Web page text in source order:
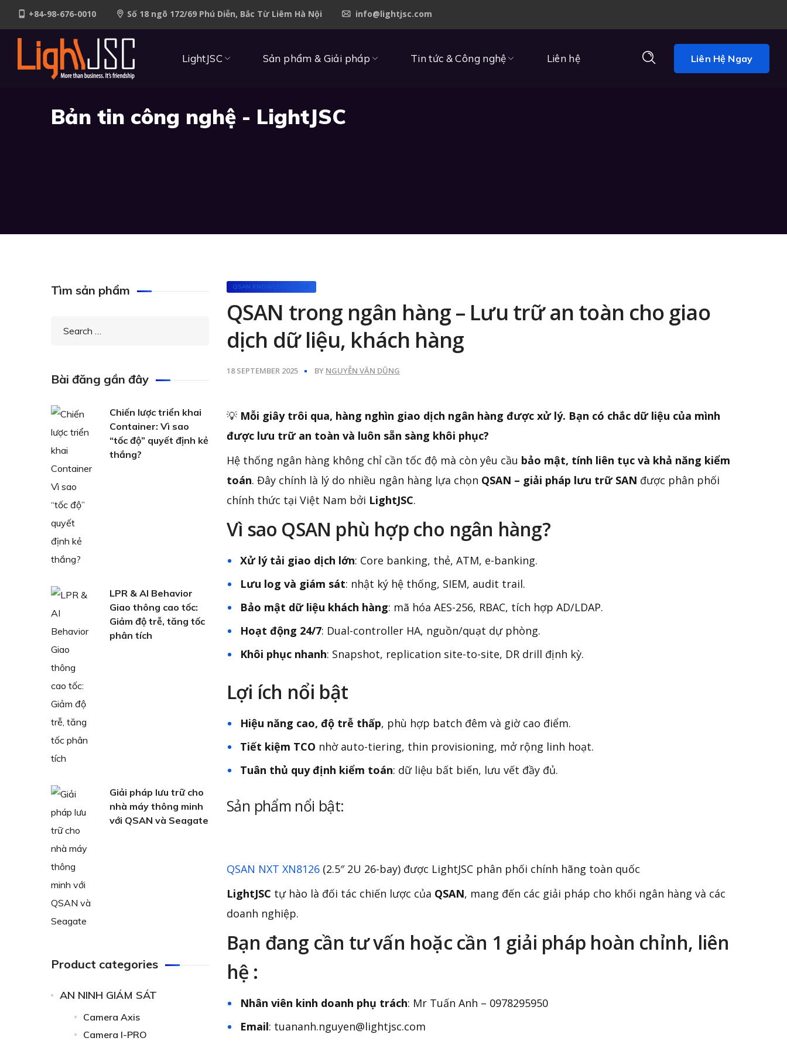
+84-98-676-0010 Số 18 ngõ 172/69 Phú Diễn, Bắc Từ Liêm Hà Nội info@lightjsc.com
LightJSC Sản phẩm & Giải pháp Tin tức & Công nghệ Liên hệ Liên Hệ Ngay
Bản tin công nghệ - LightJSC
QSAN KNOWLEDGE BASE
QSAN trong ngân hàng – Lưu trữ an toàn cho giao
dịch dữ liệu, khách hàng
18 SEPTEMBER 2025 BY NGUYỄN VĂN DŨNG
💡 Mỗi giây trôi qua, hàng nghìn giao dịch ngân hàng được xử lý. Bạn có chắc dữ liệu của mình
được lưu trữ an toàn và luôn sẵn sàng khôi phục?
Hệ thống ngân hàng không chỉ cần tốc độ mà còn yêu cầu bảo mật, tính liên tục và khả năng kiểm
toán. Đây chính là lý do nhiều ngân hàng lựa chọn QSAN – giải pháp lưu trữ SAN được phân phối
chính thức tại Việt Nam bởi LightJSC.
Vì sao QSAN phù hợp cho ngân hàng?
Xử lý tải giao dịch lớn: Core banking, thẻ, ATM, e-banking.
Lưu log và giám sát: nhật ký hệ thống, SIEM, audit trail.
Bảo mật dữ liệu khách hàng: mã hóa AES-256, RBAC, tích hợp AD/LDAP.
Hoạt động 24/7: Dual-controller HA, nguồn/quạt dự phòng.
Khôi phục nhanh: Snapshot, replication site-to-site, DR drill định kỳ.
Lợi ích nổi bật
Hiệu năng cao, độ trễ thấp, phù hợp batch đêm và giờ cao điểm.
Tiết kiệm TCO nhờ auto-tiering, thin provisioning, mở rộng linh hoạt.
Tuân thủ quy định kiểm toán: dữ liệu bất biến, lưu vết đầy đủ.
Sản phẩm nổi bật:
QSAN NXT XN8126 (2.5″ 2U 26-bay) được LightJSC phân phối chính hãng toàn quốc
LightJSC tự hào là đối tác chiến lược của QSAN, mang đến các giải pháp cho khối ngân hàng và các
doanh nghiệp.
Bạn đang cần tư vấn hoặc cần 1 giải pháp hoàn chỉnh, liên
hệ :
Nhân viên kinh doanh phụ trách: Mr Tuấn Anh – 0978295950
Email: tuananh.nguyen@lightjsc.com
Tìm sản phẩm
Bài đăng gần đây
Chiến lược triển khai
Container: Vì sao
“tốc độ” quyết định kẻ
thắng?
LPR & AI Behavior
Giao thông cao tốc:
Giảm độ trễ, tăng tốc
phân tích
Giải pháp lưu trữ cho
nhà máy thông minh
với QSAN và Seagate
Product categories
AN NINH GIÁM SÁT
Camera Axis
Camera I-PRO